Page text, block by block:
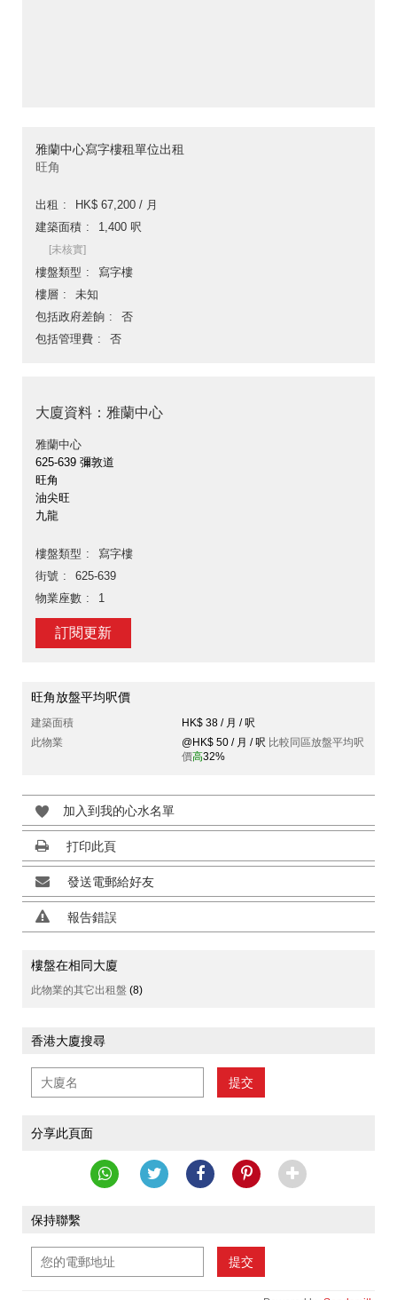
雅蘭中心寫字樓租單位出租
旺角
出租
HK$ 67,200 / 月
建築面積
1,400 呎
[未核實]
樓盤類型
寫字樓
樓層
未知
包括政府差餉
否
包括管理費
否
大廈資料：雅蘭中心
雅蘭中心
625-639 彌敦道
旺角
油尖旺
九龍
樓盤類型
寫字樓
街號
625-639
物業座數
1
訂閱更新
旺角放盤平均呎價
建築面積
HK$ 38 / 月 / 呎
此物業
@HK$ 50 / 月 / 呎 比較同區放盤平均呎
價高32%
加入到我的心水名單
打印此頁
發送電郵給好友
報告錯誤
樓盤在相同大廈
此物業的其它出租盤 (8)
香港大廈搜尋
提交
分享此頁面
保持聯繫
提交